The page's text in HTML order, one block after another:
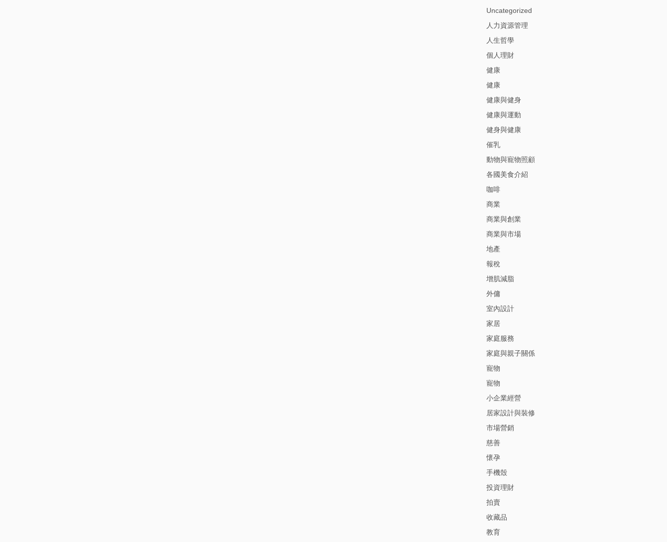
Uncategorized
人力資源管理
人生哲學
個人理財
健康
健康
健康與健身
健康與運動
健身與健康
催乳
動物與寵物照顧
各國美食介紹
咖啡
商業
商業與創業
商業與市場
地產
報稅
增肌減脂
外傭
室內設計
家居
家庭服務
家庭與親子關係
寵物
寵物
小企業經營
居家設計與裝修
市場營銷
慈善
懷孕
手機殼
投資理財
拍賣
收藏品
教育